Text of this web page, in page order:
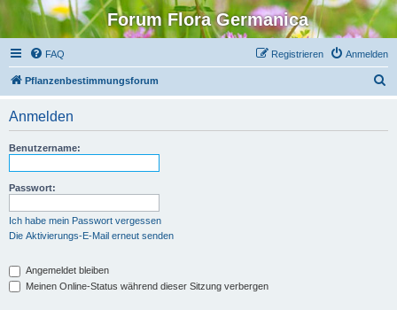
Forum Flora Germanica
FAQ Anmelden
Registrieren
Pflanzenbestimmungsforum
Anmelden
Benutzername:
Passwort:
Ich habe mein Passwort vergessen
Die Aktivierungs-E-Mail erneut senden
Angemeldet bleiben
Meinen Online-Status während dieser Sitzung verbergen